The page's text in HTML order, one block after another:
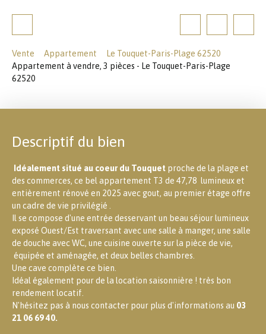
Vente Appartement
Le Touquet-Paris-Plage 62520
Appartement à vendre, 3 pièces - Le Touquet-Paris-Plage
62520
Descriptif du bien
Idéalement situé au coeur du Touquet proche de la plage et
des commerces, ce bel appartement T3 de 47,78 lumineux et
entièrement rénové en 2025 avec gout, au premier étage offre
un cadre de vie privilégié .
Il se compose d'une entrée desservant un beau séjour lumineux
exposé Ouest/Est traversant avec une salle à manger, une salle
de douche avec WC, une cuisine ouverte sur la pièce de vie,
équipée et aménagée, et deux belles chambres.
Une cave complète ce bien.
Idéal également pour de la location saisonnière ! très bon
rendement locatif.
N'hésitez pas à nous contacter pour plus d'informations au 03
21 06 69 40.